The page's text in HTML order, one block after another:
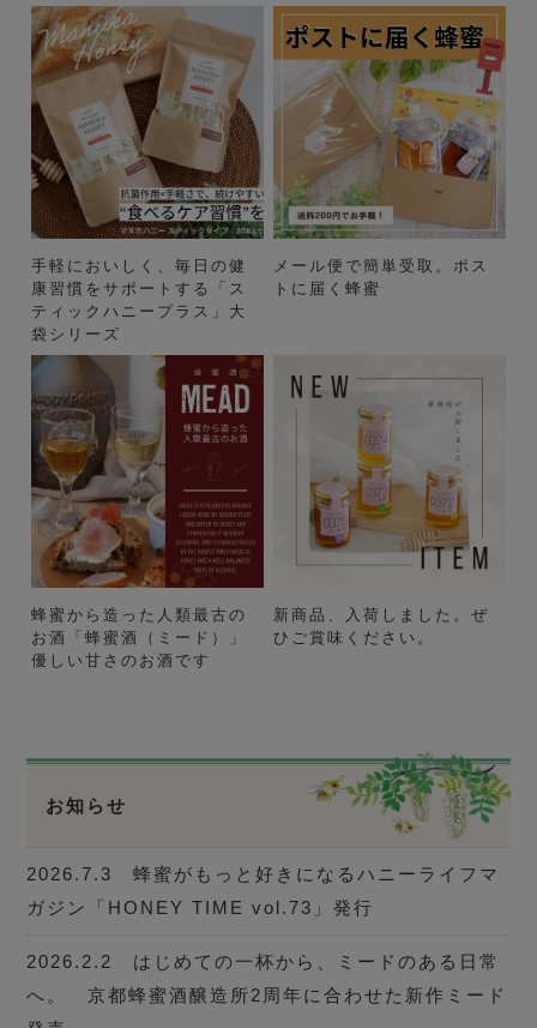
手軽においしく、毎日の健
康習慣をサポートする「ス
ティックハニープラス」大
袋シリーズ
メール便で簡単受取。ポス
トに届く蜂蜜
蜂蜜から造った人類最古の
お酒「蜂蜜酒（ミード）」
優しい甘さのお酒です
新商品、入荷しました。ぜ
ひご賞味ください。
お知らせ
2026.7.3 蜂蜜がもっと好きになるハニーライフマ
ガジン「HONEY TIME vol.73」発行
2026.2.2 はじめての一杯から、ミードのある日常
へ。 京都蜂蜜酒醸造所2周年に合わせた新作ミード